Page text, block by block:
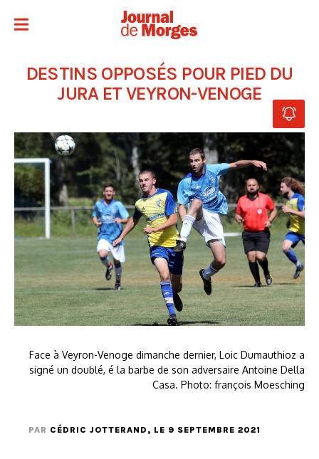
DESTINS OPPOSÉS POUR PIED DU
JURA ET VEYRON-VENOGE
Face à Veyron-Venoge dimanche dernier, Loic Dumauthioz a
signé un doublé, é la barbe de son adversaire Antoine Della
Casa. Photo: françois Moesching
PAR CÉDRIC JOTTERAND , LE 9 SEPTEMBRE 2021